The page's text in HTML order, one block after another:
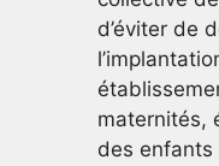
d’éviter de
maternités,
des enfants